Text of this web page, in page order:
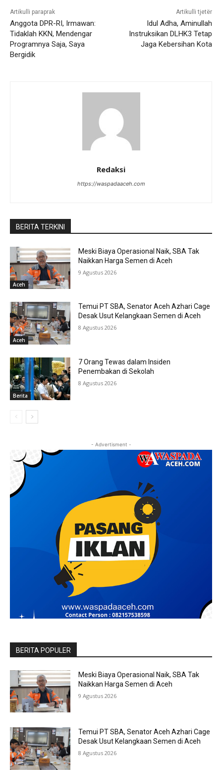
Artikulli paraprak
Anggota DPR-RI, Irmawan:
Tidaklah KKN, Mendengar
Programnya Saja, Saya
Bergidik
Artikulli tjetër
Idul Adha, Aminullah
Instruksikan DLHK3 Tetap
Jaga Kebersihan Kota
Redaksi
https://waspadaaceh.com
BERITA TERKINI
Aceh
Meski Biaya Operasional Naik, SBA Tak
Naikkan Harga Semen di Aceh
9 Agustus 2026
Aceh
Temui PT SBA, Senator Aceh Azhari Cage
Desak Usut Kelangkaan Semen di Aceh
8 Agustus 2026
Berita
7 Orang Tewas dalam Insiden
Penembakan di Sekolah
8 Agustus 2026
- Advertisment -
BERITA POPULER
Meski Biaya Operasional Naik, SBA Tak
Naikkan Harga Semen di Aceh
9 Agustus 2026
Temui PT SBA, Senator Aceh Azhari Cage
Desak Usut Kelangkaan Semen di Aceh
8 Agustus 2026